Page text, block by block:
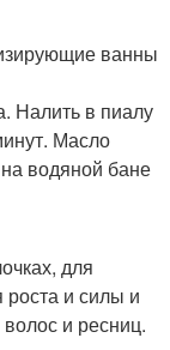
ванны
Налить в пиалу
Масло
водяной бане
для
роста и силы и
и ресниц.